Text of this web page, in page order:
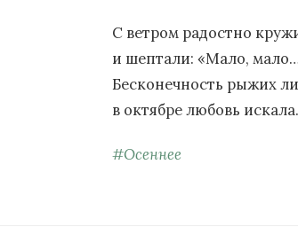
С ветром радостно
и шептали: «Мало,
Бесконечность рыжих
в октябре любовь искала.
#Осеннее